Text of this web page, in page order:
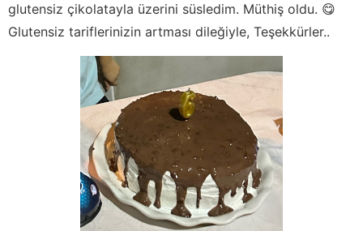
glutensiz çikolatayla üzerini süsledim. Müthiş oldu. 😋
Glutensiz tariflerinizin artması dileğiyle, Teşekkürler..